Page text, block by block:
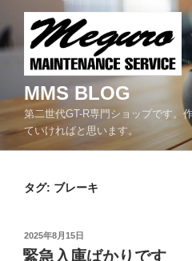
ン
テ
へ
MMS BLOG
第二世代GT-R専門ショップです。
ていければと思います。
タグ: ブレーキ
投
稿
2025年8月15日
緊急入庫ばかりです